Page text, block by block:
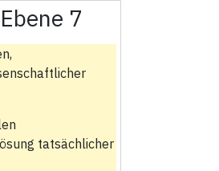
Ebene 7
tatsächlicher